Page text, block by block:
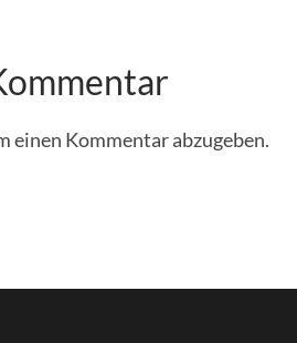
einen Kommentar abzugeben.